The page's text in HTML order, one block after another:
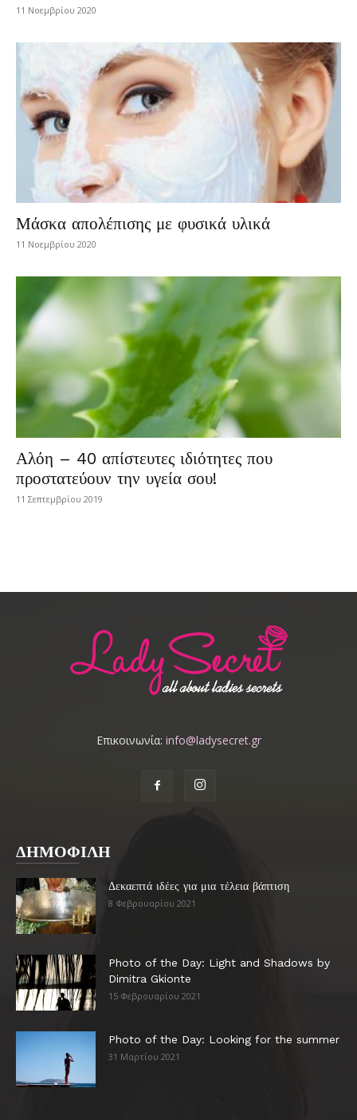
11 Νοεμβρίου 2020
Μάσκα απολέπισης με φυσικά υλικά
11 Νοεμβρίου 2020
Αλόη – 40 απίστευτες ιδιότητες που
προστατεύουν την υγεία σου!
11 Σεπτεμβρίου 2019
Επικοινωνία: info@ladysecret.gr
ΔΗΜΟΦΙΛΗ
Δεκαεπτά ιδέες για μια τέλεια βάπτιση
8 Φεβρουαρίου 2021
Photo of the Day: Light and Shadows by
Dimitra Gkionte
15 Φεβρουαρίου 2021
Photo of the Day: Looking for the summer
31 Μαρτίου 2021